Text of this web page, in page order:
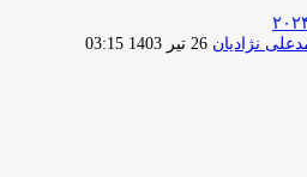
نژادیان ارسال
26 تیر 1403 03:15